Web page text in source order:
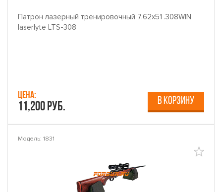
Патрон лазерный тренировочный 7.62x51 .308WIN
laserlyte LTS-308
Цена:
11,200 руб. В КОРЗИНУ
Модель: 1831